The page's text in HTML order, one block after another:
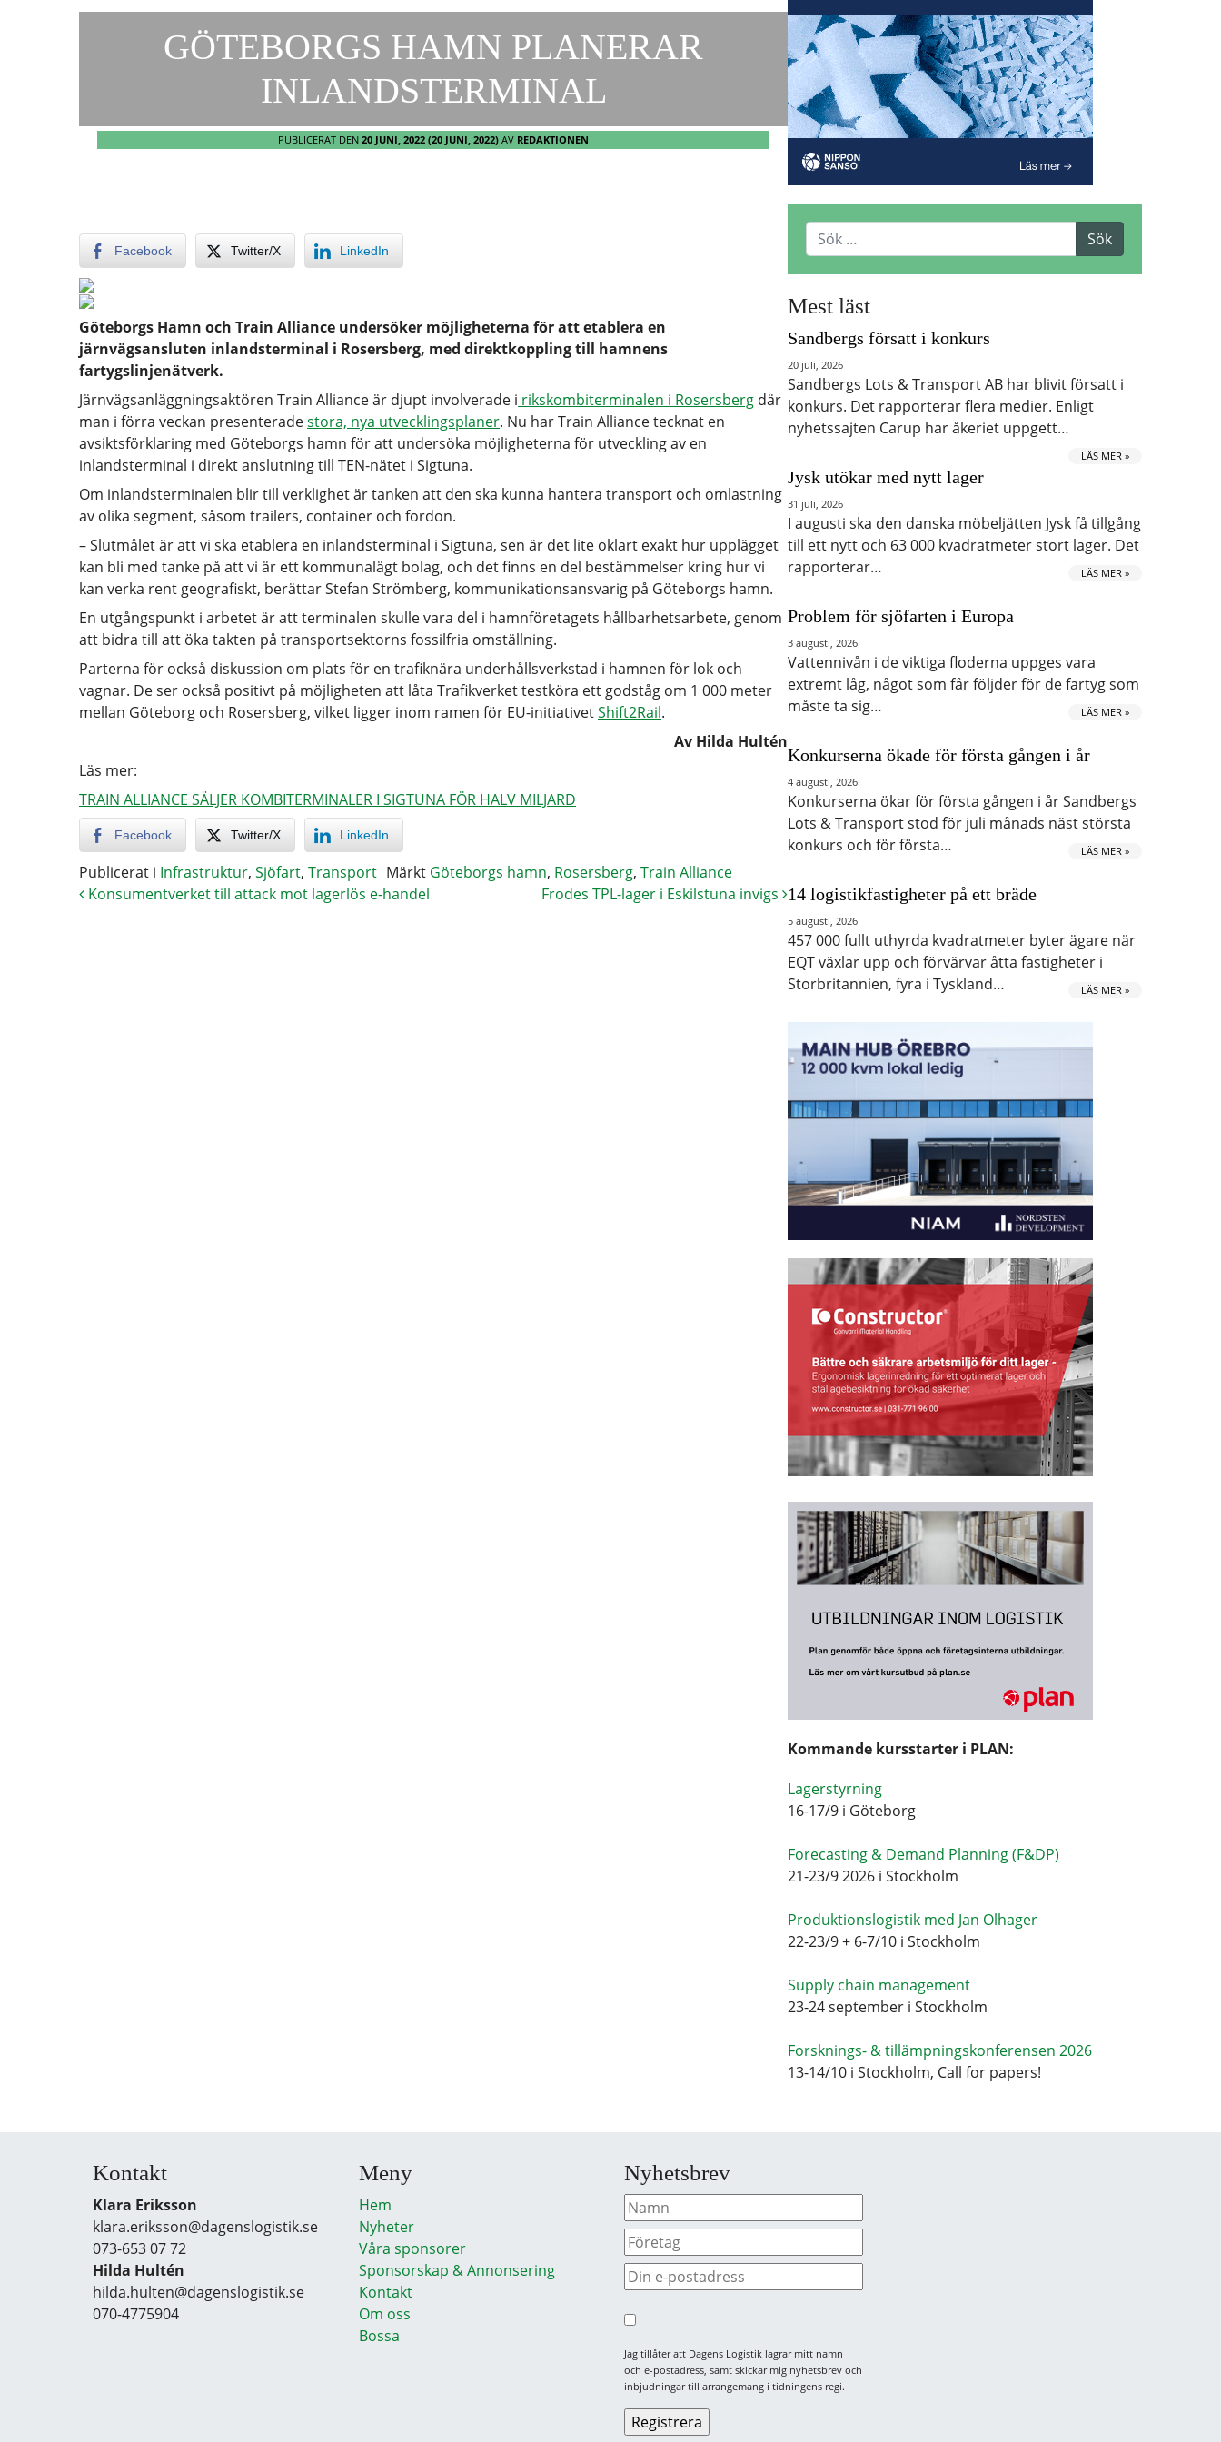
GÖTEBORGS HAMN PLANERAR
INLANDSTERMINAL
PUBLICERAT DEN 20 JUNI, 2022 (20 JUNI, 2022) AV REDAKTIONEN
Facebook Twitter/X LinkedIn
Göteborgs Hamn och Train Alliance undersöker möjligheterna för att etablera en
järnvägsansluten inlandsterminal i Rosersberg, med direktkoppling till hamnens
fartygslinjenätverk.
Järnvägsanläggningsaktören Train Alliance är djupt involverade i rikskombiterminalen i Rosersberg där
man i förra veckan presenteradestora, nya utvecklingsplaner. Nu har Train Alliance tecknat en
avsiktsförklaring med Göteborgs hamn för att undersöka möjligheterna för utveckling av en
inlandsterminal i direkt anslutning till TEN-nätet i Sigtuna.
Om inlandsterminalen blir till verklighet är tanken att den ska kunna hantera transport och omlastning
av olika segment, såsom trailers, container och fordon.
– Slutmålet är att vi ska etablera en inlandsterminal i Sigtuna, sen är det lite oklart exakt hur upplägget
kan bli med tanke på att vi är ett kommunalägt bolag, och det finns en del bestämmelser kring hur vi
kan verka rent geografiskt, berättar Stefan Strömberg, kommunikationsansvarig på Göteborgs hamn.
En utgångspunkt i arbetet är att terminalen skulle vara del i hamnföretagets hållbarhetsarbete, genom
att bidra till att öka takten på transportsektorns fossilfria omställning.
Parterna för också diskussion om plats för en trafiknära underhållsverkstad i hamnen för lok och
vagnar. De ser också positivt på möjligheten att låta Trafikverket testköra ett godståg om 1 000 meter
mellan Göteborg och Rosersberg, vilket ligger inom ramen för EU-initiativetShift2Rail.
Av Hilda Hultén
Läs mer:
TRAIN ALLIANCE SÄLJER KOMBITERMINALER I SIGTUNA FÖR HALV MILJARD
Facebook Twitter/X LinkedIn
Publicerat i Infrastruktur, Sjöfart, Transport Märkt Göteborgs hamn, Rosersberg, Train Alliance
Konsumentverket till attack mot lagerlös e-handel
Frodes TPL-lager i Eskilstuna invigs
Mest läst
Sandbergs försatt i konkurs
20 juli, 2026
Sandbergs Lots & Transport AB har blivit försatt i
konkurs. Det rapporterar flera medier. Enligt
nyhetssajten Carup har åkeriet uppgett…
LÄS MER »
Jysk utökar med nytt lager
31 juli, 2026
I augusti ska den danska möbeljätten Jysk få tillgång
till ett nytt och 63 000 kvadratmeter stort lager. Det
rapporterar…
LÄS MER »
Problem för sjöfarten i Europa
3 augusti, 2026
Vattennivån i de viktiga floderna uppges vara
extremt låg, något som får följder för de fartyg som
måste ta sig…
LÄS MER »
Konkurserna ökade för första gången i år
4 augusti, 2026
Konkurserna ökar för första gången i år Sandbergs
Lots & Transport stod för juli månads näst största
konkurs och för första…
LÄS MER »
14 logistikfastigheter på ett bräde
5 augusti, 2026
457 000 fullt uthyrda kvadratmeter byter ägare när
EQT växlar upp och förvärvar åtta fastigheter i
Storbritannien, fyra i Tyskland…
LÄS MER »
Kommande kursstarter i PLAN:
Lagerstyrning
16-17/9 i Göteborg
Forecasting & Demand Planning (F&DP)
21-23/9 2026 i Stockholm
Produktionslogistik med Jan Olhager
22-23/9 + 6-7/10 i Stockholm
Supply chain management
23-24 september i Stockholm
Forsknings- & tillämpningskonferensen 2026
13-14/10 i Stockholm, Call for papers!
Kontakt
Klara Eriksson
klara.eriksson@dagenslogistik.se
073-653 07 72
Hilda Hultén
hilda.hulten@dagenslogistik.se
070-4775904
Meny
Hem
Nyheter
Våra sponsorer
Sponsorskap & Annonsering
Kontakt
Om oss
Bossa
Nyhetsbrev
Jag tillåter att Dagens Logistik lagrar mitt namn
och e-postadress, samt skickar mig nyhetsbrev och
inbjudningar till arrangemang i tidningens regi.